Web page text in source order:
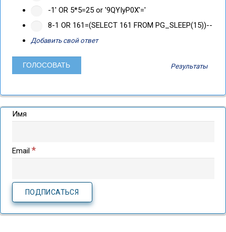
-1' OR 5*5=25 or '9QYIyP0X'='
8-1 OR 161=(SELECT 161 FROM PG_SLEEP(15))--
Добавить свой ответ
Результаты
Имя
Email *